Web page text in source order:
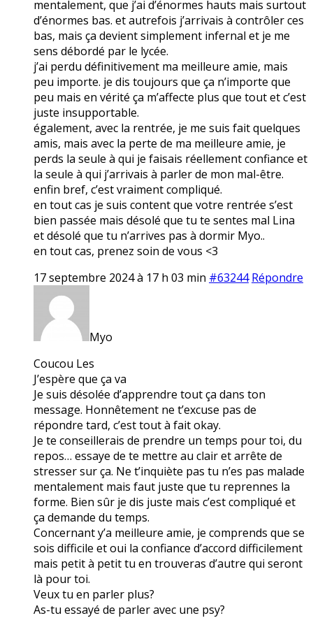
mentalement, que j’ai d’énormes hauts mais surtout
d’énormes bas. et autrefois j’arrivais à contrôler ces
bas, mais ça devient simplement infernal et je me
sens débordé par le lycée.
j’ai perdu définitivement ma meilleure amie, mais
peu importe. je dis toujours que ça n’importe que
peu mais en vérité ça m’affecte plus que tout et c’est
juste insupportable.
également, avec la rentrée, je me suis fait quelques
amis, mais avec la perte de ma meilleure amie, je
perds la seule à qui je faisais réellement confiance et
la seule à qui j’arrivais à parler de mon mal-être.
enfin bref, c’est vraiment compliqué.
en tout cas je suis content que votre rentrée s’est
bien passée mais désolé que tu te sentes mal Lina
et désolé que tu n’arrives pas à dormir Myo..
en tout cas, prenez soin de vous <3
17 septembre 2024 à 17 h 03 min #63244 Répondre
Myo
Coucou Les
J’espère que ça va
Je suis désolée d’apprendre tout ça dans ton
message. Honnêtement ne t’excuse pas de
répondre tard, c’est tout à fait okay.
Je te conseillerais de prendre un temps pour toi, du
repos… essaye de te mettre au clair et arrête de
stresser sur ça. Ne t’inquiète pas tu n’es pas malade
mentalement mais faut juste que tu reprennes la
forme. Bien sûr je dis juste mais c’est compliqué et
ça demande du temps.
Concernant y’a meilleure amie, je comprends que se
sois difficile et oui la confiance d’accord difficilement
mais petit à petit tu en trouveras d’autre qui seront
là pour toi.
Veux tu en parler plus?
As-tu essayé de parler avec une psy?